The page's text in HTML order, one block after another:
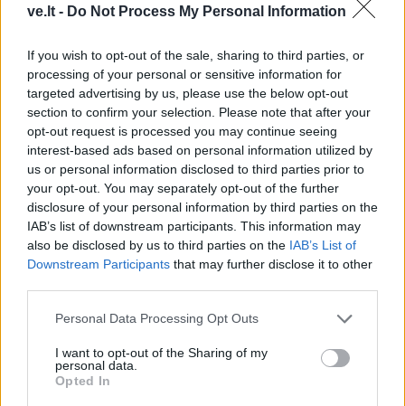
ve.lt - Do Not Process My Personal Information
If you wish to opt-out of the sale, sharing to third parties, or
processing of your personal or sensitive information for
targeted advertising by us, please use the below opt-out
section to confirm your selection. Please note that after your
opt-out request is processed you may continue seeing
interest-based ads based on personal information utilized by
us or personal information disclosed to third parties prior to
your opt-out. You may separately opt-out of the further
disclosure of your personal information by third parties on the
IAB’s list of downstream participants. This information may
also be disclosed by us to third parties on the IAB’s List of
Downstream Participants that may further disclose it to other
Personal Data Processing Opt Outs
I want to opt-out of the Sharing of my
personal data.
Opted In
Rašyti komentarą
Jūsų vardas
Komentaras